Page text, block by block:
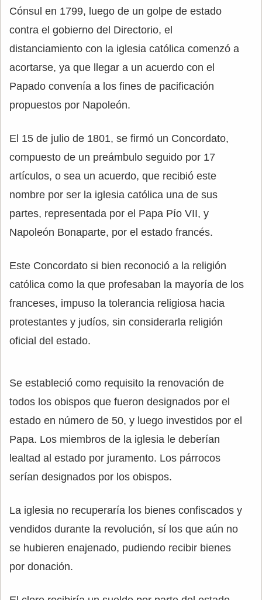
Cónsul en 1799, luego de un golpe de estado
contra el gobierno del Directorio, el
distanciamiento con la iglesia católica comenzó a
acortarse, ya que llegar a un acuerdo con el
Papado convenía a los fines de pacificación
propuestos por Napoleón.
El 15 de julio de 1801, se firmó un Concordato,
compuesto de un preámbulo seguido por 17
artículos, o sea un acuerdo, que recibió este
nombre por ser la iglesia católica una de sus
partes, representada por el Papa Pío VII, y
Napoleón Bonaparte, por el estado francés.
Este Concordato si bien reconoció a la religión
católica como la que profesaban la mayoría de los
franceses, impuso la tolerancia religiosa hacia
protestantes y judíos, sin considerarla religión
oficial del estado.
Se estableció como requisito la renovación de
todos los obispos que fueron designados por el
estado en número de 50, y luego investidos por el
Papa. Los miembros de la iglesia le deberían
lealtad al estado por juramento. Los párrocos
serían designados por los obispos.
La iglesia no recuperaría los bienes confiscados y
vendidos durante la revolución, sí los que aún no
se hubieren enajenado, pudiendo recibir bienes
por donación.